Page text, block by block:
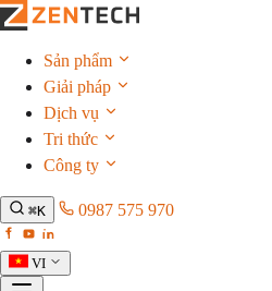
Sản phẩm
Giải pháp
Dịch vụ
Tri thức
Công ty
⌘K 0987 575 970
VI